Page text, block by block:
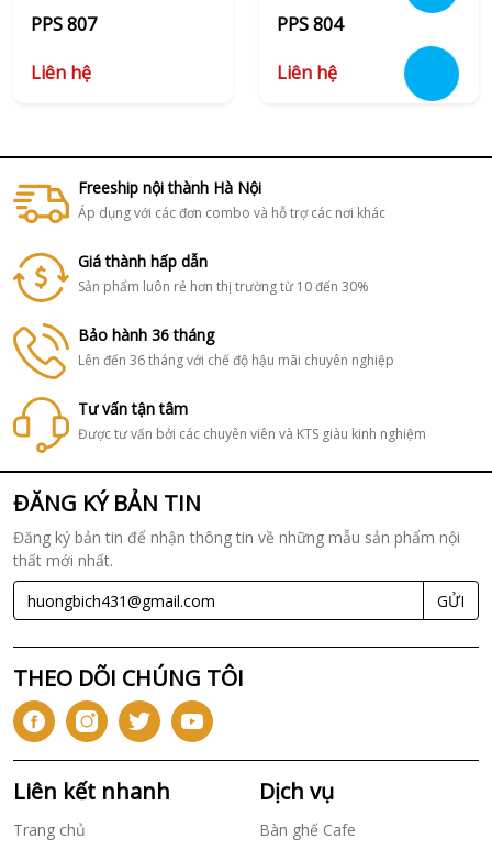
PPS 807
Liên hệ
PPS 804
Liên hệ
Freeship nội thành Hà Nội
Áp dụng với các đơn combo và hỗ trợ các nơi khác
Giá thành hấp dẫn
Sản phẩm luôn rẻ hơn thị trường từ 10 đến 30%
Bảo hành 36 tháng
Lên đến 36 tháng với chế độ hậu mãi chuyên nghiệp
Tư vấn tận tâm
Được tư vấn bởi các chuyên viên và KTS giàu kinh nghiệm
ĐĂNG KÝ BẢN TIN
Đăng ký bản tin để nhận thông tin về những mẫu sản phẩm nội
thất mới nhất.
GỬI
THEO DÕI CHÚNG TÔI
Liên kết nhanh
Trang chủ
Dịch vụ
Bàn ghế Cafe